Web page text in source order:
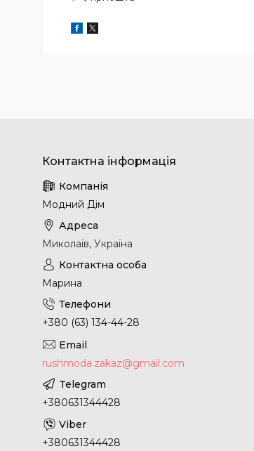
Модний Дім
Миколаїв, Україна
Марина
+380 (63) 134-44-28
rushmoda.zakaz@gmail.com
+380631344428
+380631344428